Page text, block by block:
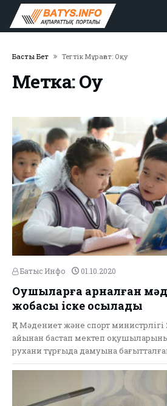
Басты Бет Тегтік Мұрағат: Оқу
Метка: Оқу
Батыс Инфо 01.10.2020
Оқушыларға арналған
жобасы іске қосылады
ҚР Мәдениет және спорт
айынан бастап мектеп
рухани тұрғыда дамуына